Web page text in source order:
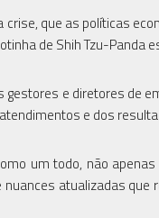
crise, que as políticas
de Shih Tzu-
gestores e diretores de
e dos
um todo, não
atualizadas